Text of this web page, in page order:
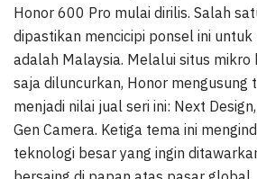
Honor 600 Pro mulai dirilis. Salah
dipastikan mencicipi ponsel ini
adalah Malaysia. Melalui situs mikro
saja diluncurkan, Honor mengusung
menjadi nilai jual seri ini: Next
Gen Camera. Ketiga tema ini
teknologi besar yang ingin